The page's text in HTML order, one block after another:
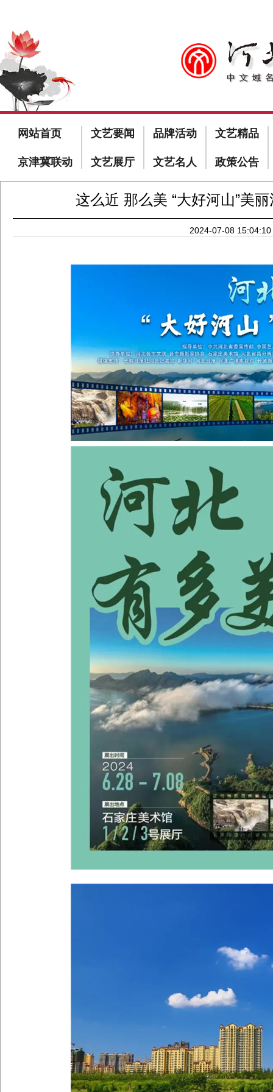
网站首页 文艺要闻 品牌活动 文艺精品
京津冀联动 文艺展厅 文艺名人 政策公告
这么近 那么美 “大好河山”美
2024-07-08 15:04:10